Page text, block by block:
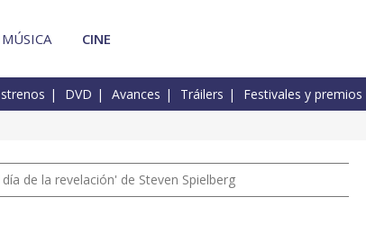
MÚSICA CINE
DVD Avances Tráilers Festivales y premios
de la revelación' de Steven Spielberg